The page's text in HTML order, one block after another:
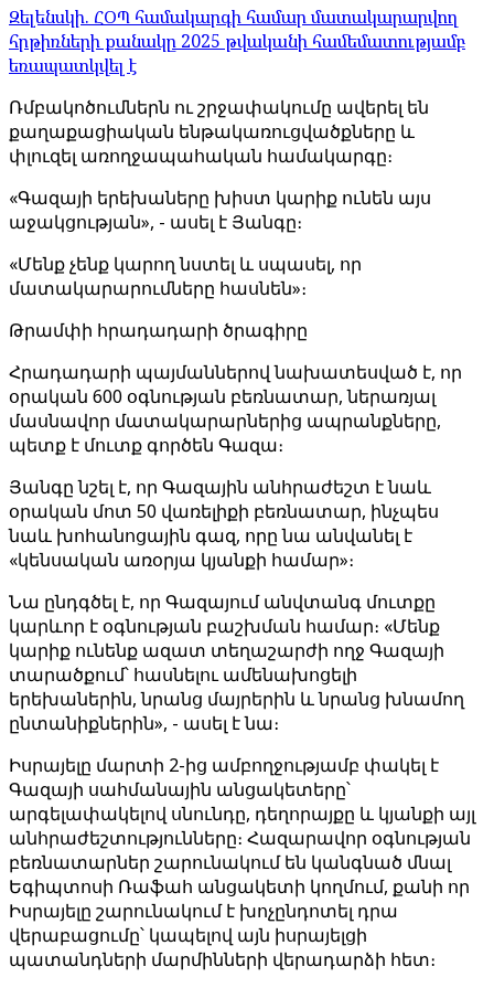
Զելենսկի. ՀՕՊ համակարգի համար մատակարարվող
հրթիռների քանակը 2025 թվականի համեմատությամբ
եռապատկվել է
Ռմբակոծումներն ու շրջափակումը ավերել են
քաղաքացիական ենթակառուցվածքները և
փլուզել առողջապահական համակարգը։
«Գազայի երեխաները խիստ կարիք ունեն այս
աջակցության», - ասել է Յանգը։
«Մենք չենք կարող նստել և սպասել, որ
մատակարարումները հասնեն»։
Թրամփի հրադադարի ծրագիրը
Հրադադարի պայմաններով նախատեսված է, որ
օրական 600 օգնության բեռնատար, ներառյալ
մասնավոր մատակարարներից ապրանքները,
պետք է մուտք գործեն Գազա։
Յանգը նշել է, որ Գազային անհրաժեշտ է նաև
օրական մոտ 50 վառելիքի բեռնատար, ինչպես
նաև խոհանոցային գազ, որը նա անվանել է
«կենսական առօրյա կյանքի համար»։
Նա ընդգծել է, որ Գազայում անվտանգ մուտքը
կարևոր է օգնության բաշխման համար։ «Մենք
կարիք ունենք ազատ տեղաշարժի ողջ Գազայի
տարածքում՝ հասնելու ամենախոցելի
երեխաներին, նրանց մայրերին և նրանց խնամող
ընտանիքներին», - ասել է նա։
Իսրայելը մարտի 2-ից ամբողջությամբ փակել է
Գազայի սահմանային անցակետերը՝
արգելափակելով սնունդը, դեղորայքը և կյանքի այլ
անհրաժեշտությունները։ Հազարավոր օգնության
բեռնատարներ շարունակում են կանգնած մնալ
Եգիպտոսի Ռաֆահ անցակետի կողմում, քանի որ
Իսրայելը շարունակում է խոչընդոտել դրա
վերաբացումը՝ կապելով այն իսրայելցի
պատանդների մարմինների վերադարձի հետ։